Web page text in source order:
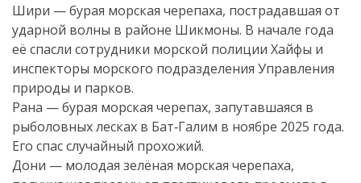
Шири — бурая морская черепаха, пострадавшая от
ударной волны в районе Шикмоны. В начале года
её спасли сотрудники морской полиции Хайфы и
инспекторы морского подразделения Управления
природы и парков.
Рана — бурая морская черепах, запутавшаяся в
рыболовных лесках в Бат‑Галим в ноябре 2025 года.
Его спас случайный прохожий.
Дони — молодая зелёная морская черепаха,